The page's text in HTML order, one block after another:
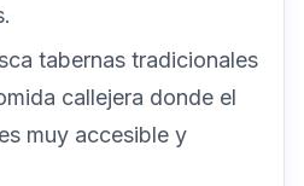
tabernas tradicionales
callejera donde el
muy accesible y